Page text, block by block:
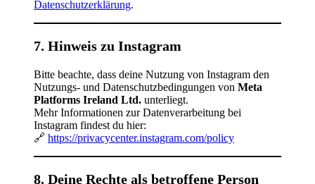
Datenschutzerklärung.
7. Hinweis zu Instagram
Bitte beachte, dass deine Nutzung von Instagram den
Nutzungs- und Datenschutzbedingungen von Meta
Platforms Ireland Ltd. unterliegt.
Mehr Informationen zur Datenverarbeitung bei
Instagram findest du hier:
🔗 https://privacycenter.instagram.com/policy
8. Deine Rechte als betroffene Person